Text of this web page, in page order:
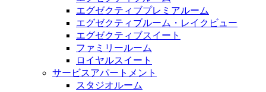
エグゼクティブプレミアルーム
エグゼクティブルーム・レイクビュー
エグゼクティブスイート
ファミリールーム
ロイヤルスイート
サービスアパートメント
スタジオルーム